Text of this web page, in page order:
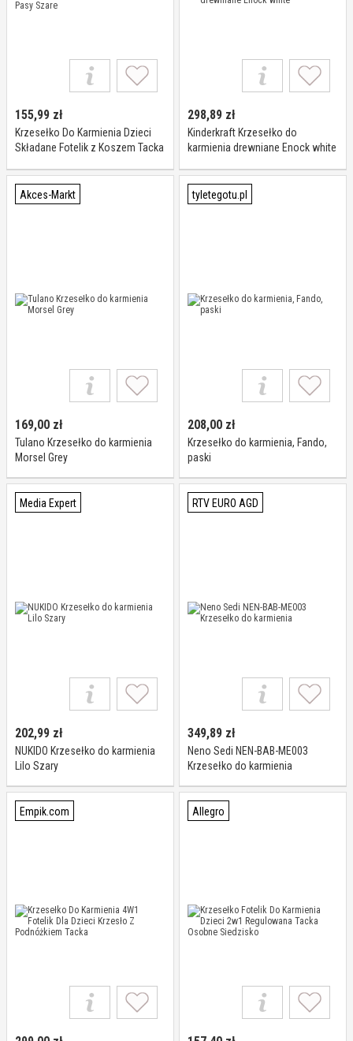
155,99 zł
Krzesełko Do Karmienia Dzieci
Składane Fotelik z Koszem Tacka
298,89 zł
Kinderkraft Krzesełko do
karmienia drewniane Enock white
Akces-Markt
169,00 zł
Tulano Krzesełko do karmienia
Morsel Grey
tyletegotu.pl
208,00 zł
Krzesełko do karmienia, Fando,
paski
Media Expert
202,99 zł
NUKIDO Krzesełko do karmienia
Lilo Szary
RTV EURO AGD
349,89 zł
Neno Sedi NEN-BAB-ME003
Krzesełko do karmienia
Empik.com Allegro